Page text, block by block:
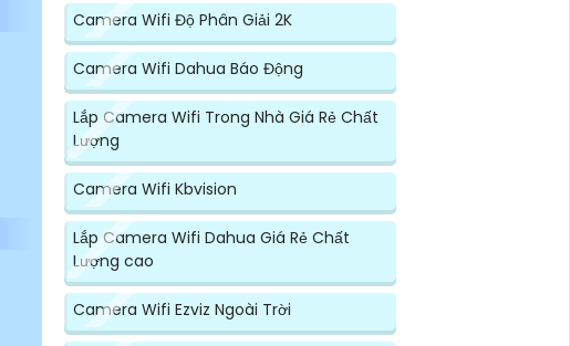
Camera Wifi Độ Phân Giải 2K
Camera Wifi Dahua Báo Động
Lắp Camera Wifi Trong Nhà Giá Rẻ Chất
Lượng
Camera Wifi Kbvision
Lắp Camera Wifi Dahua Giá Rẻ Chất
Lượng cao
Camera Wifi Ezviz Ngoài Trời